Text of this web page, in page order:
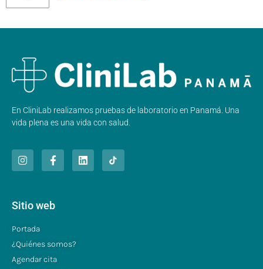
En CliniLab realizamos pruebas de laboratorio en Panamá. Una
vida plena es una vida con salud.
Sitio web
Portada
¿Quiénes somos?
Agendar cita